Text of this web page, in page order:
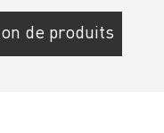
de produits